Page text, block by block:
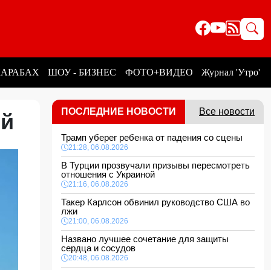
ШОУ - БИЗНЕС ФОТО+ВИДЕО Журнал 'Утро'
ПОСЛЕДНИЕ НОВОСТИ Все новости
Трамп уберег ребенка от падения со сцены
21:28, 06.08.2026
В Турции прозвучали призывы пересмотреть
отношения с Украиной
21:16, 06.08.2026
Такер Карлсон обвинил руководство США во
лжи
21:00, 06.08.2026
Названо лучшее сочетание для защиты
сердца и сосудов
20:48, 06.08.2026